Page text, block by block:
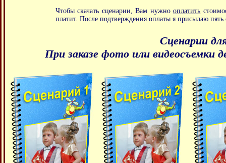
Чтобы скачать сценарии, Вам нужнооплатить
платит. После подтверждения оплаты я присылаю пять
Сценарии
При заказе фото или видеосъемки